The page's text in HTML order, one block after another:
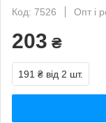
Код: 7526
Опт і
203 ₴
191 ₴ від 2 шт.